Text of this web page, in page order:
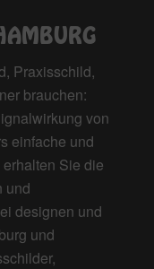
Praxisschild,
brauchen:
von
einfache und
Sie die
und
designen und
und